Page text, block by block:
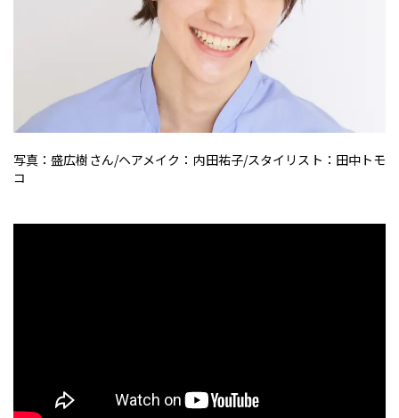
写真：盛広樹さん/ヘアメイク：内田祐子/スタイリスト：田中トモ
コ